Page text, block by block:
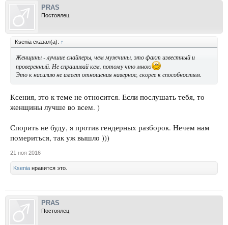
PRAS
Постоялец
Ksenia сказал(а): ↑
Женщины - лучшие снайперы, чем мужчины, это факт известный и
проверенный. Не спрашивай кем, потому что мною
Это к насилию не имеет отношения наверное, скорее к способностям.
Ксения, это к теме не относится. Если послушать тебя, то
женщины лучше во всем. )
Спорить не буду, я против гендерных разборок. Нечем нам
помериться, так уж вышло )))
21 ноя 2016
Ksenia нравится это.
PRAS
Постоялец